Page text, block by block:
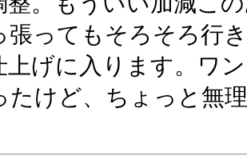
張ってもそろそろ行
上げに入ります。ワ
たけど、ちょっと無